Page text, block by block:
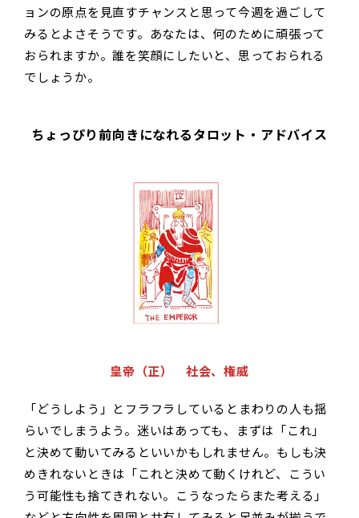
ョンの原点を見直すチャンスと思って今週を過ごして
みるとよさそうです。あなたは、何のために頑張って
おられますか。誰を笑顔にしたいと、思っておられる
でしょうか。
ちょっぴり前向きになれるタロット・アドバイス
皇帝（正） 社会、権威
「どうしよう」とフラフラしているとまわりの人も揺
らいでしまうよう。迷いはあっても、まずは「これ」
と決めて動いてみるといいかもしれません。もしも決
めきれないときは「これと決めて動くけれど、こうい
う可能性も捨てきれない。こうなったらまた考える」